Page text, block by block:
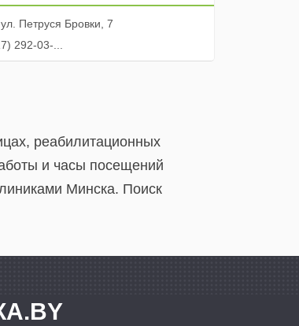
Петруся Бровки, 7
292-03-...
реабилитационных
и часы посещений
Минска. Поиск